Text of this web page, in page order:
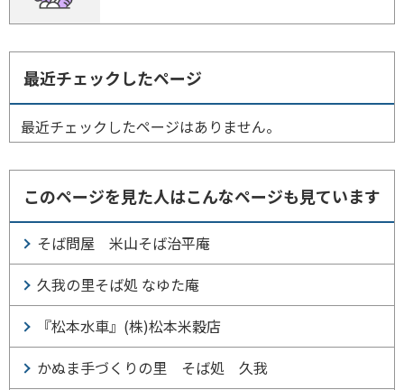
最近チェックしたページ
最近チェックしたページはありません。
このページを見た人はこんなページも見ています
そば問屋 米山そば治平庵
久我の里そば処 なゆた庵
『松本水車』(株)松本米穀店
かぬま手づくりの里 そば処 久我